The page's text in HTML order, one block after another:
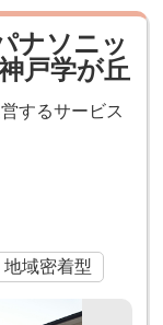
ナソニッ
戸学が丘
するサービス
地域密着型